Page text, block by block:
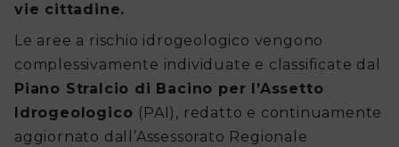
vie cittadine.
Le aree a rischio idrogeologico vengono
complessivamente individuate e classificate dal
Piano Stralcio di Bacino per l’Assetto
Idrogeologico (PAI), redatto e continuamente
aggiornato dall’Assessorato Regionale